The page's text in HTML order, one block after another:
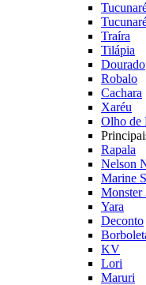
Traíra
Tilápia
Dourado
Robalo
Cachara
Xaréu
Olho de
Rapala
Nelson
Marine
Monster
Yara
Deconto
KV
Lori
Maruri